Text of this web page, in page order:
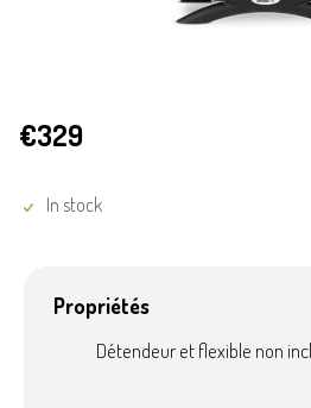
€329
In stock
Propriétés
Détendeur et flexible non incl.